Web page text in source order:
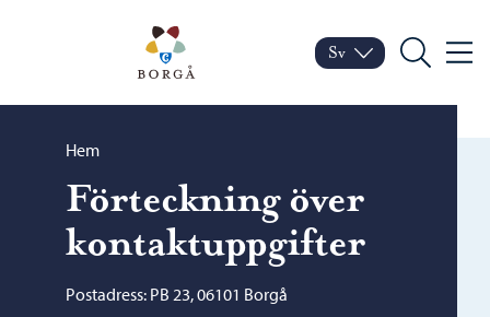
Porvoo – Gå till
Byt språk
Nuvarande språk:
Sv
Sök Meny
Bläddra:
Hem
Förteckning över
kontaktuppgifter
Postadress: PB 23, 06101 Borgå